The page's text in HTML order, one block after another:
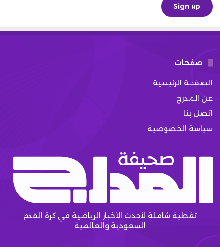
صفحات
الصفحة الرئيسية
عن المدرج
اتصل بنا
سياسة الخصوصية
تغطية شاملة لأحدث الأخبار الرياضية في كرة القدم
السعودية والعالمية